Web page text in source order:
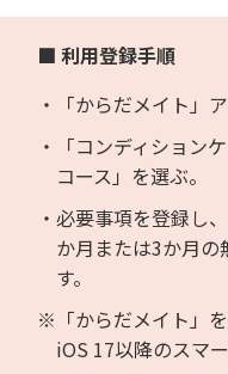
■ 利用登録手順
・「からだメイト」
・「コンディション
コース」を選ぶ。
・必要事項を登録し
か月または3か月の
す。
※「からだメイト」
iOS 17以降のスマ